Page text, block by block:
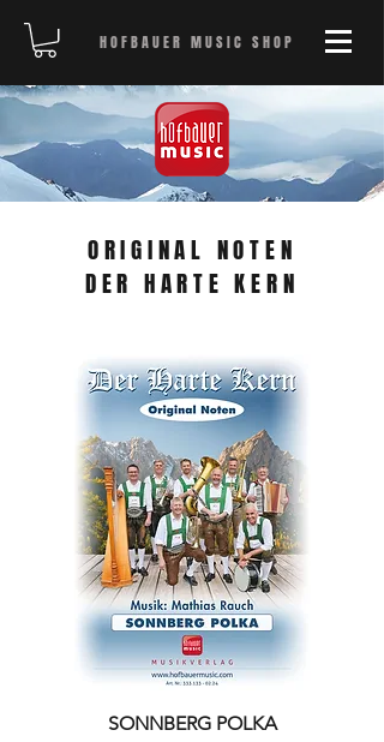
HOFBAUER MUSIC SHOP
ORIGINAL NOTEN
DER HARTE KERN
SONNBERG POLKA